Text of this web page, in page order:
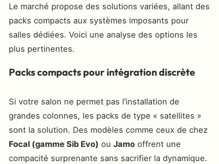
Le marché propose des solutions variées, allant des
packs compacts aux systèmes imposants pour
salles dédiées. Voici une analyse des options les
plus pertinentes.
Packs compacts pour intégration discrète
Si votre salon ne permet pas l’installation de
grandes colonnes, les packs de type « satellites »
sont la solution. Des modèles comme ceux de chez
Focal (gamme Sib Evo) ou Jamo offrent une
compacité surprenante sans sacrifier la dynamique.